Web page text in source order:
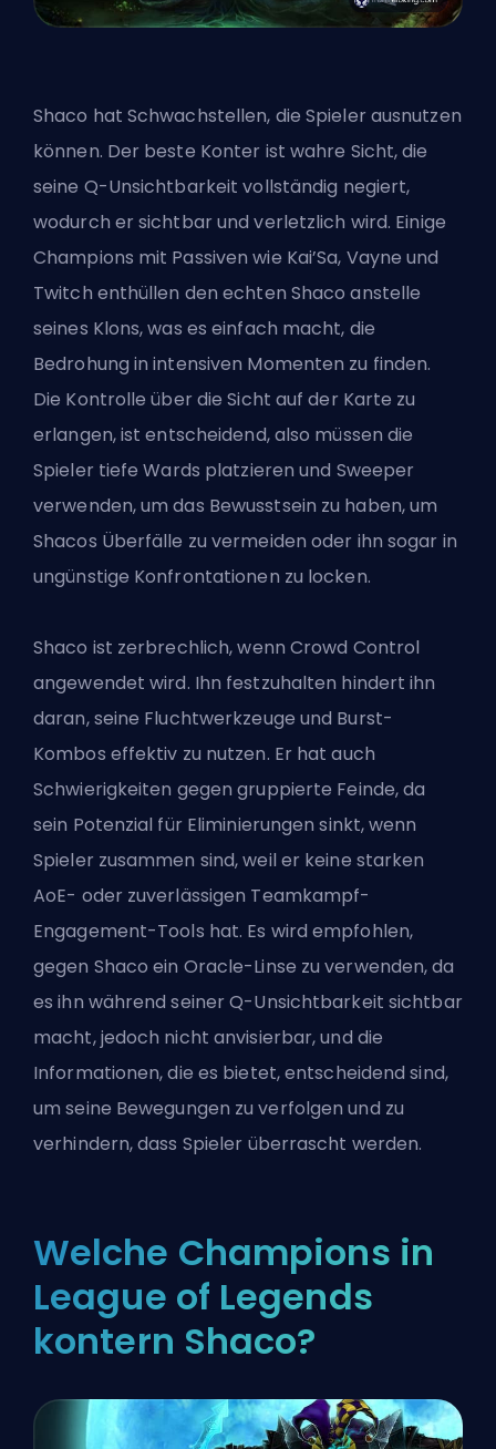
Shaco hat Schwachstellen, die Spieler ausnutzen
können. Der beste Konter ist wahre Sicht, die
seine Q-Unsichtbarkeit vollständig negiert,
wodurch er sichtbar und verletzlich wird. Einige
Champions mit Passiven wie Kai’Sa, Vayne und
Twitch enthüllen den echten Shaco anstelle
seines Klons, was es einfach macht, die
Bedrohung in intensiven Momenten zu finden.
Die Kontrolle über die Sicht auf der Karte zu
erlangen, ist entscheidend, also müssen die
Spieler tiefe Wards platzieren und Sweeper
verwenden, um das Bewusstsein zu haben, um
Shacos Überfälle zu vermeiden oder ihn sogar in
ungünstige Konfrontationen zu locken.
Shaco ist zerbrechlich, wenn Crowd Control
angewendet wird. Ihn festzuhalten hindert ihn
daran, seine Fluchtwerkzeuge und Burst-
Kombos effektiv zu nutzen. Er hat auch
Schwierigkeiten gegen gruppierte Feinde, da
sein Potenzial für Eliminierungen sinkt, wenn
Spieler zusammen sind, weil er keine starken
AoE- oder zuverlässigen Teamkampf-
Engagement-Tools hat. Es wird empfohlen,
gegen Shaco ein Oracle-Linse zu verwenden, da
es ihn während seiner Q-Unsichtbarkeit sichtbar
macht, jedoch nicht anvisierbar, und die
Informationen, die es bietet, entscheidend sind,
um seine Bewegungen zu verfolgen und zu
verhindern, dass Spieler überrascht werden.
Welche Champions in
League of Legends
kontern Shaco?